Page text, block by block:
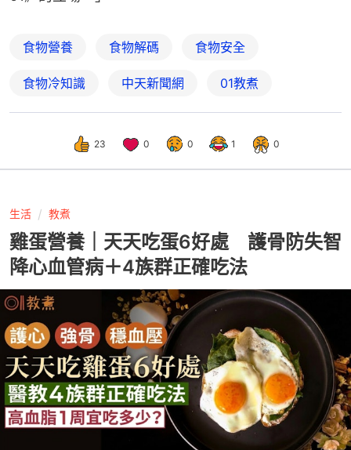
食物營養 食物解碼 食物安全
食物冷知識 中天新聞網 01教煮
23 0 0 1 0
生活 教煮
雞蛋營養｜天天吃蛋6好處 護骨防失智
降心血管病＋4族群正確吃法